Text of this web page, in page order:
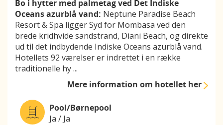
Bo i hytter med palmetag ved Det Indiske
Oceans azurblå vand: Neptune Paradise Beach
Resort & Spa ligger Syd for Mombasa ved den
brede kridhvide sandstrand, Diani Beach, og direkte
ud til det indbydende Indiske Oceans azurblå vand.
Hotellets 92 værelser er indrettet i en række
traditionelle hy...
Mere informationom hotellet her
Pool/Børnepool
Ja / Ja